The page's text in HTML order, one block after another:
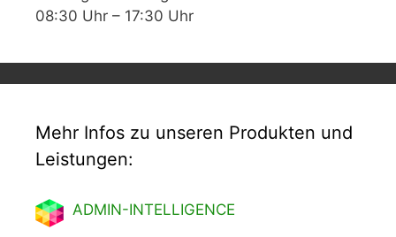
08:30 Uhr – 17:30 Uhr
Mehr Infos zu unseren Produkten und
Leistungen:
ADMIN-INTELLIGENCE